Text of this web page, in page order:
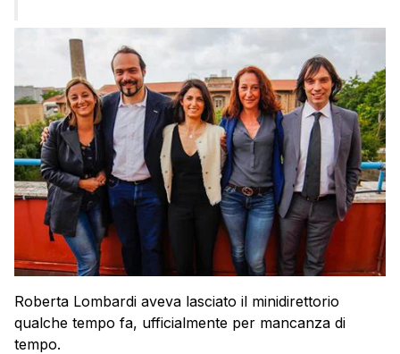
Roberta Lombardi aveva lasciato il minidirettorio
qualche tempo fa, ufficialmente per mancanza di
tempo.